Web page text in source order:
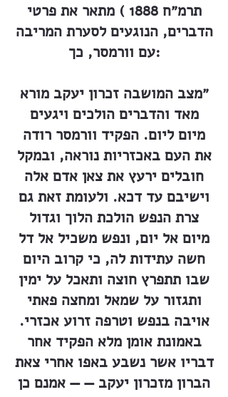
תרמ״ח 1888 ) מתאר את פרטי
הדברים, הנוגעים לסערת המריבה
עם וורמסר, כך:
״מצב המושבה זכרון יעקב מורא
מאד והדברים הולכים ויגעים
מיום ליום. הפקיד וורמסר רודה
את העם באכזריות נוראה, ובמקל
חובלים ירעץ את צאן אדם אלה
וישיבם עד דכא. ולעומת זאת גם
צרת הנפש הולכת הלוך וגדול
מיום אל יום, ונפש משכיל אל דל
חשה עתידות לה, כי קרוב היום
שבו תתפרץ חוצה ותאכל על ימין
ותגזור על שמאל ומחצה פאתי
אויבה בנפש וטרפה זרוע אכזרי.
באמונת אומן מלא הפקיד אחר
דבריו אשר נשבע באפו אחרי צאת
הברון מזכרון יעקב — — אמנם כן